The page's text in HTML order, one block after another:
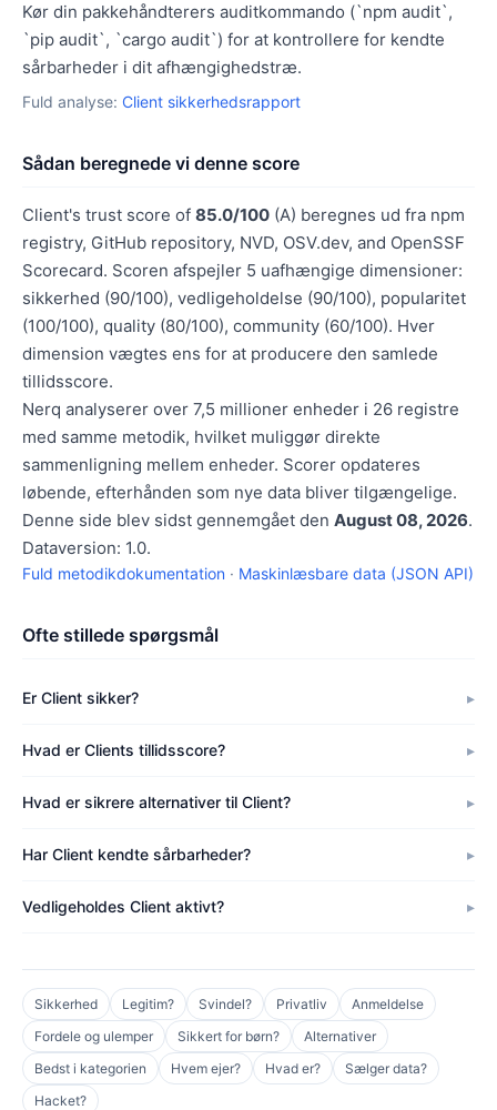
Kør din pakkehåndterers auditkommando (`npm audit`,
`pip audit`, `cargo audit`) for at kontrollere for kendte
sårbarheder i dit afhængighedstræ.
Fuld analyse: Client sikkerhedsrapport
Sådan beregnede vi denne score
Client's trust score of 85.0/100 (A) beregnes ud fra npm
registry, GitHub repository, NVD, OSV.dev, and OpenSSF
Scorecard. Scoren afspejler 5 uafhængige dimensioner:
sikkerhed (90/100), vedligeholdelse (90/100), popularitet
(100/100), quality (80/100), community (60/100). Hver
dimension vægtes ens for at producere den samlede
tillidsscore.
Nerq analyserer over 7,5 millioner enheder i 26 registre
med samme metodik, hvilket muliggør direkte
sammenligning mellem enheder. Scorer opdateres
løbende, efterhånden som nye data bliver tilgængelige.
Denne side blev sidst gennemgået den August 08, 2026.
Dataversion: 1.0.
Fuld metodikdokumentation · Maskinlæsbare data (JSON API)
Ofte stillede spørgsmål
Er Client sikker?
Hvad er Clients tillidsscore?
Hvad er sikrere alternativer til Client?
Har Client kendte sårbarheder?
Vedligeholdes Client aktivt?
Sikkerhed Legitim? Svindel? Privatliv
Anmeldelse
Fordele og ulemper
Sikkert for børn?
Alternativer
Bedst i kategorien
Hvem ejer? Hvad er?
Sælger data?
Hacket?